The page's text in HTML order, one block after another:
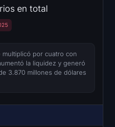
en total
por cuatro con
la liquidez y generó
3.870 millones de dólares